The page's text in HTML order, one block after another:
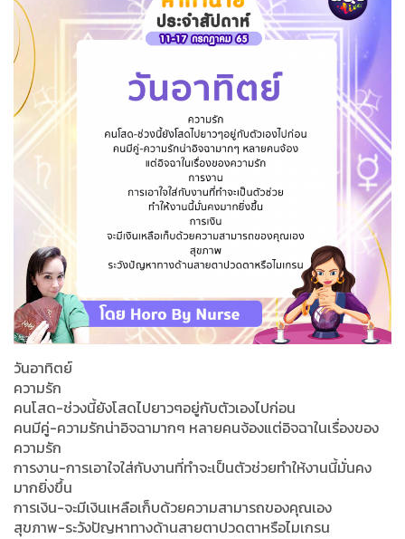
วันอาทิตย์
ความรัก
คนโสด-ช่วงนี้ยังโสดไปยาวๆอยู่กับตัวเองไปก่อน
คนมีคู่-ความรักน่าอิจฉามากๆ หลายคนจ้องแต่อิจฉาในเรื่องของ
ความรัก
การงาน-การเอาใจใส่กับงานที่ทำจะเป็นตัวช่วยทำให้งานนี้มั่นคง
มากยิ่งขึ้น
การเงิน-จะมีเงินเหลือเก็บด้วยความสามารถของคุณเอง
สุขภาพ-ระวังปัญหาทางด้านสายตาปวดตาหรือไมเกรน